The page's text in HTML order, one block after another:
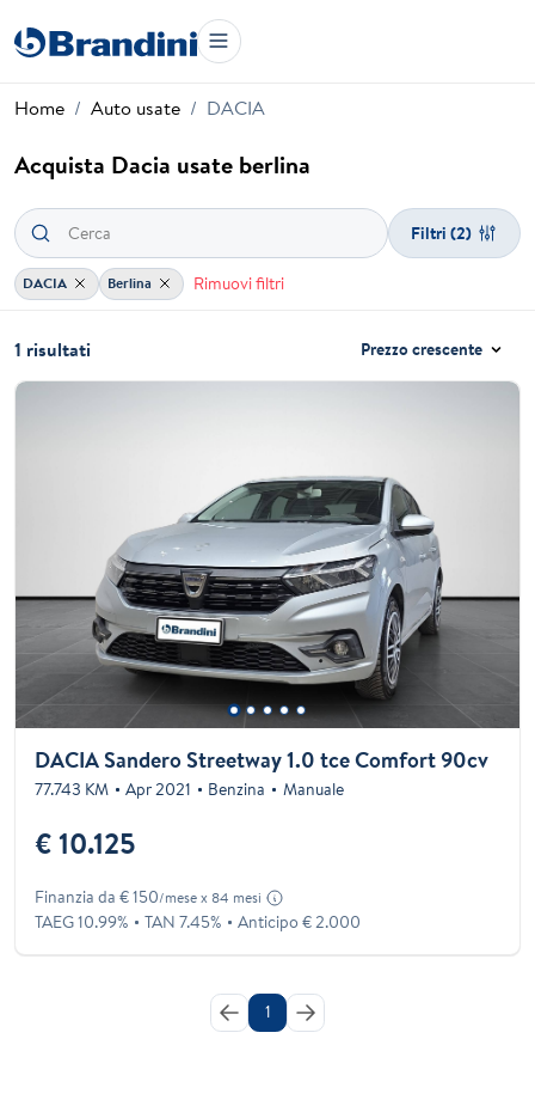
Home Auto usate DACIA
Acquista Dacia usate berlina
Filtri (2)
DACIA Berlina Rimuovi filtri
1 risultati Prezzo crescente
DACIA Sandero Streetway 1.0 tce Comfort 90cv
77.743 KM Apr 2021 Benzina Manuale
€ 10.125
Finanzia da € 150/mese x 84 mesi
TAEG 10.99% TAN 7.45% Anticipo € 2.000
1